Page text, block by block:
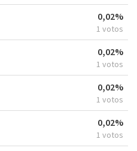
0,02%
1 votos
0,02%
1 votos
0,02%
1 votos
0,02%
1 votos